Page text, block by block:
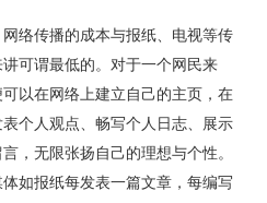
传播的成本与报纸、电视等传
可谓最低的。对于一个网民来
以在网络上建立自己的主页，在
个人观点、畅写个人日志、展示
，无限张扬自己的理想与个性。
如报纸每发表一篇文章，每编写